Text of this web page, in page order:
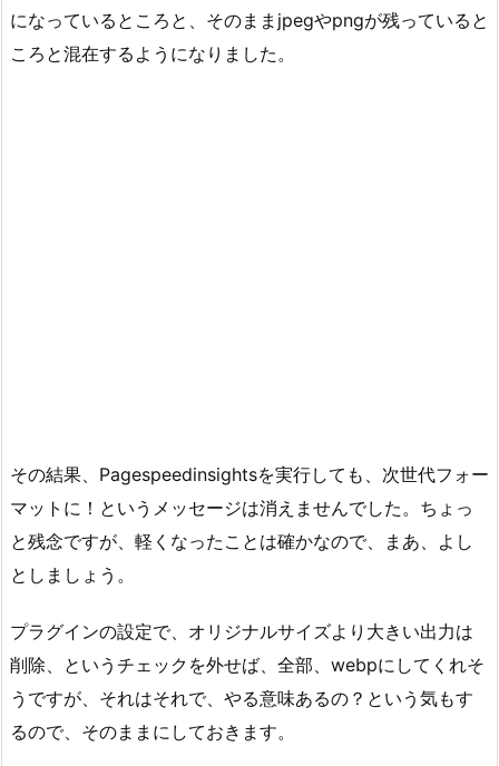
になっているところと、そのままjpegやpngが残っていると
ころと混在するようになりました。
その結果、Pagespeedinsightsを実行しても、次世代フォー
マットに！というメッセージは消えませんでした。ちょっ
と残念ですが、軽くなったことは確かなので、まあ、よし
としましょう。
プラグインの設定で、オリジナルサイズより大きい出力は
削除、というチェックを外せば、全部、webpにしてくれそ
うですが、それはそれで、やる意味あるの？という気もす
るので、そのままにしておきます。